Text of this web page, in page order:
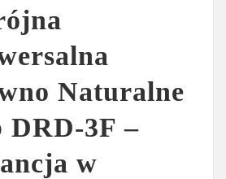
Naturalne
DRD-3F –
w